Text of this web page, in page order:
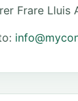
Frare Lluis